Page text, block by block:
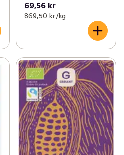
69,56 kr
869,50 kr /kg